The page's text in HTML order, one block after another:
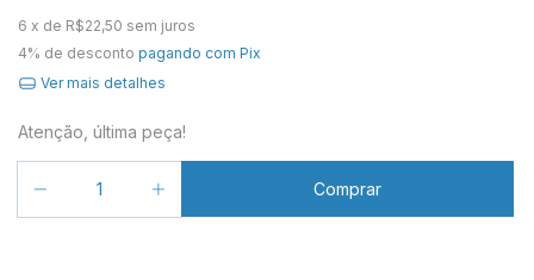
6 x de R$22,50 sem juros
4% de desconto pagando com Pix
Ver mais detalhes
Atenção, última peça!